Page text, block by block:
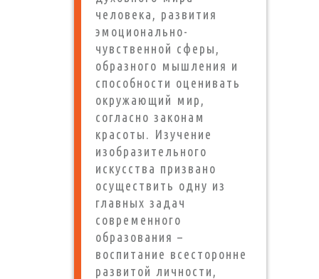
человека, развития
эмоционально-
чувственной сферы,
образного мышления и
способности оценивать
окружающий мир,
согласно законам
красоты. Изучение
изобразительного
искусства призвано
осуществить одну из
главных задач
современного
образования –
воспитание всесторонне
развитой личности,